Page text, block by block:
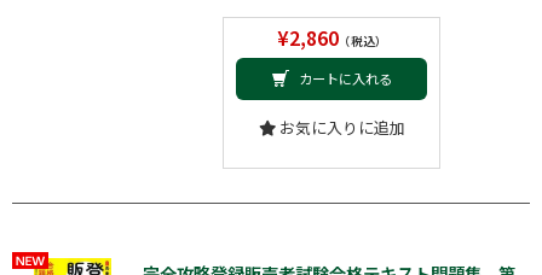
¥2,860（税込）
カートに入れる
お気に入りに追加